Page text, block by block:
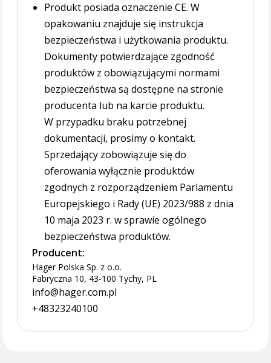
Produkt posiada oznaczenie CE. W
opakowaniu znajduje się instrukcja
bezpieczeństwa i użytkowania produktu.
Dokumenty potwierdzające zgodność
produktów z obowiązującymi normami
bezpieczeństwa są dostępne na stronie
producenta lub na karcie produktu.
W przypadku braku potrzebnej
dokumentacji, prosimy o kontakt.
Sprzedający zobowiązuje się do
oferowania wyłącznie produktów
zgodnych z rozporządzeniem Parlamentu
Europejskiego i Rady (UE) 2023/988 z dnia
10 maja 2023 r. w sprawie ogólnego
bezpieczeństwa produktów.
Producent:
Hager Polska Sp. z o.o.
Fabryczna 10, 43-100 Tychy, PL
info@hager.com.pl
+48323240100